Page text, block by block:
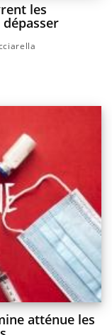
les
atténue les